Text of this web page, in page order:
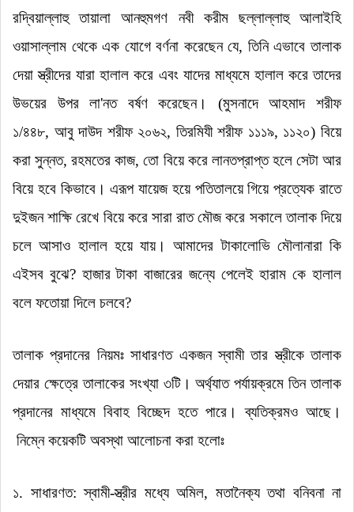
রদ্বিয়াল্লাহু তায়ালা আনহুমগণ নবী করীম ছল্লাল্লাহু আলাইহি
ওয়াসাল্লাম থেকে এক যোগে বর্ণনা করেছেন যে, তিনি এভাবে তালাক
দেয়া স্ত্রীদের যারা হালাল করে এবং যাদের মাধ্যমে হালাল করে তাদের
উভয়ের উপর লা'নত বর্ষণ করেছেন। (মুসনাদে আহমাদ শরীফ
১/৪৪৮, আবু দাউদ শরীফ ২০৬২, তিরমিযী শরীফ ১১১৯, ১১২০) বিয়ে
করা সুন্নত, রহমতের কাজ, তো বিয়ে করে লানতপ্রাপ্ত হলে সেটা আর
বিয়ে হবে কিভাবে। এরূপ যায়েজ হয়ে পতিতালয়ে গিয়ে প্রত্যেক রাতে
দুইজন শাক্ষি রেখে বিয়ে করে সারা রাত মৌজ করে সকালে তালাক দিয়ে
চলে আসাও হালাল হয়ে যায়। আমাদের টাকালোভি মৌলানারা কি
এইসব বুঝে? হাজার টাকা বাজারের জন্যে পেলেই হারাম কে হালাল
বলে ফতোয়া দিলে চলবে?
তালাক প্রদানের নিয়মঃ সাধারণত একজন স্বামী তার স্ত্রীকে তালাক
দেয়ার ক্ষেত্রে তালাকের সংখ্যা ৩টি। অর্থ্যাত পর্যায়ক্রমে তিন তালাক
প্রদানের মাধ্যমে বিবাহ বিচ্ছেদ হতে পারে।
ব্যতিক্রমও আছে।
নিম্নে কয়েকটি অবস্থা আলোচনা করা হলোঃ
১. সাধারণত: স্বামী-স্ত্রীর মধ্যে অমিল, মতানৈক্য তথা বনিবনা না